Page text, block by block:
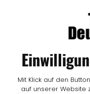
Mit Klick auf den
auf unserer Website